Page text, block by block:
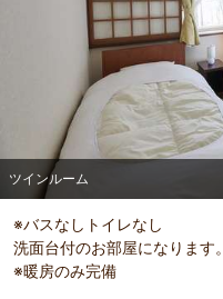
ツインルーム
※バスなしトイレなし
洗面台付のお部屋になります。
※暖房のみ完備
部屋詳細